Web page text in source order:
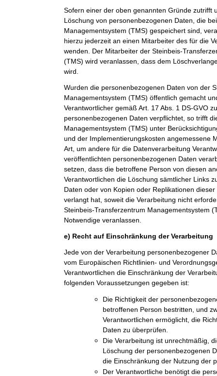
Sofern einer der oben genannten Gründe zutrifft
Löschung von personenbezogenen Daten, die
Managementsystem (TMS) gespeichert sind,
hierzu jederzeit an einen Mitarbeiter des für die
wenden. Der Mitarbeiter der Steinbeis-
(TMS) wird veranlassen, dass dem
wird.
Wurden die personenbezogenen Daten von der
Managementsystem (TMS) öffentlich gemacht
Verantwortlicher gemäß Art. 17 Abs. 1 DS-GVO
personenbezogenen Daten verpflichtet, so trifft
Managementsystem (TMS) unter
und der Implementierungskosten angemessene
Art, um andere für die Datenverarbeitung
veröffentlichten personenbezogenen Daten
setzen, dass die betroffene Person von diesen
Verantwortlichen die Löschung sämtlicher Links
Daten oder von Kopien oder Replikationen
verlangt hat, soweit die Verarbeitung nicht
Steinbeis-Transferzentrum Managementsystem
Notwendige veranlassen.
e) Recht auf Einschränkung der Verarbeitung
Jede von der Verarbeitung personenbezogener
vom Europäischen Richtlinien- und
Verantwortlichen die Einschränkung der
folgenden Voraussetzungen gegeben ist:
Die Richtigkeit der
betroffenen Person bestritten, und
Verantwortlichen ermöglicht, die
Daten zu überprüfen.
Die Verarbeitung ist unrechtmäßig,
Löschung der personenbezogenen
die Einschränkung der Nutzung der
Der Verantwortliche benötigt die